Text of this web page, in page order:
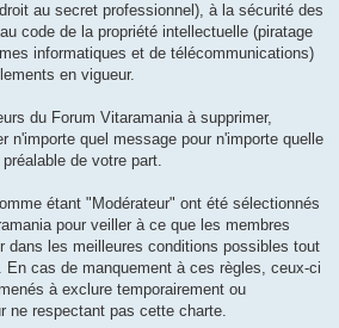
au secret professionnel), à la sécurité des
code de la propriété intellectuelle (piratage
informatiques et de télécommunications)
en vigueur.
du Forum Vitaramania à supprimer,
n'importe quel message pour n'importe quelle
de votre part.
étant "Modérateur" ont été sélectionnés
pour veiller à ce que les membres
dans les meilleures conditions possibles tout
cas de manquement à ces règles, ceux-ci
à exclure temporairement ou
ne respectant pas cette charte.